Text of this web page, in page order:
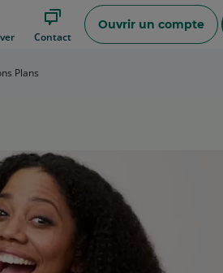
Contact
Ouvrir un compte
Plans